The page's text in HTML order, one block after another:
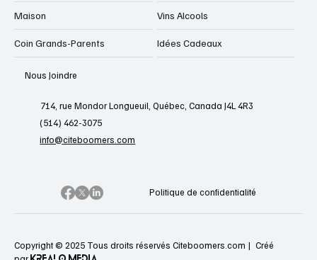
Maison
Coin Grands-Parents
Vins Alcools
Idées Cadeaux
Nous Joindre
714, rue Mondor Longueuil, Québec, Canada J4L 4R3
(514) 462-3075
info@citeboomers.com
Politique de confidentialité
Copyright © 2025 Tous droits réservés Citeboomers.com | Créé
KREALO MEDIA